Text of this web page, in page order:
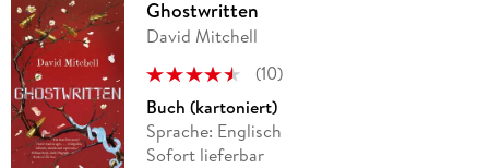
Ghostwritten
David Mitchell
(10)
Buch (kartoniert)
Sprache: Englisch
Sofort lieferbar